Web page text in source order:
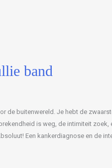
band
de buitenwereld. Je hebt de
is weg, de intimiteit
Een kankerdiagnose en de